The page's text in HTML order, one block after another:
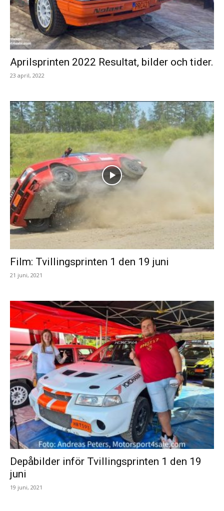
Aprilsprinten 2022 Resultat, bilder och tider.
23 april, 2022
Film: Tvillingsprinten 1 den 19 juni
21 juni, 2021
Depåbilder inför Tvillingsprinten 1 den 19
juni
19 juni, 2021